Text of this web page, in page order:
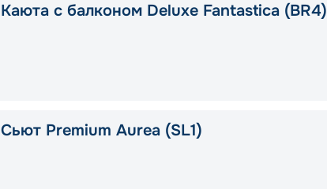
Каюта с балконом Deluxe Fantastica (BR4)
Сьют Premium Aurea (SL1)